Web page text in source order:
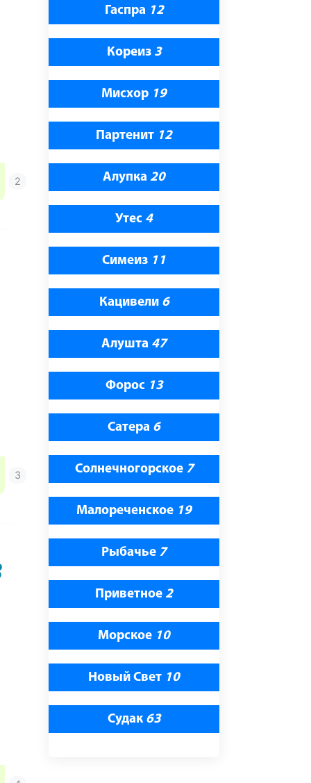
Гаспра 12
Кореиз 3
Мисхор 19
Партенит 12
Алупка 20
Утес 4
Симеиз 11
Кацивели 6
Алушта 47
Форос 13
Сатера 6
Солнечногорское 7
Малореченское 19
Рыбачье 7
Приветное 2
Морское 10
Новый Свет 10
Судак 63